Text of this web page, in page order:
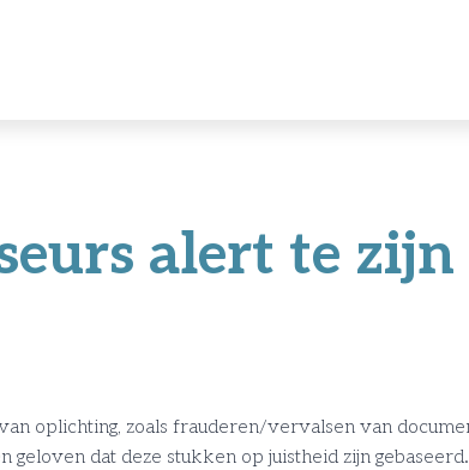
alert te zijn
oplichting, zoals frauderen/vervalsen van
dat deze stukken op juistheid zijn